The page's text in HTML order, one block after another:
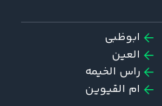
ابوظبی
العین
راس ‌الخیمه
ام القیوین